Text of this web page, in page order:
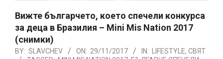
Вижте българчето, което спечели конкурса
за деца в Бразилия – Mini Mis Nation 2017
(снимки)
BY: SLAVCHEV ON: 29/11/2017 IN: LIFESTYLE, СВЯТ